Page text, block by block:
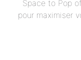
Space to Pop
pour maximiser